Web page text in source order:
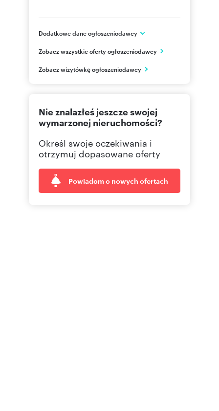
Dodatkowe dane ogłoszeniodawcy
Chorzów
PL
32 241 Pokaż telefon
Zobacz wszystkie oferty ogłoszeniodawcy
Zobacz wizytówkę ogłoszeniodawcy
Nie znalazłeś jeszcze swojej
wymarzonej nieruchomości?
Określ swoje oczekiwania i
otrzymuj dopasowane oferty
Powiadom o nowych ofertach